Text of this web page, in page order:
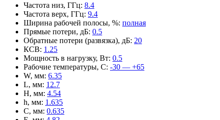
Частота низ, ГГц: 8.4
Частота верх, ГГц: 9.4
Ширина рабочей полосы, %: полная
Прямые потери, дБ: 0.5
Обратные потери (развязка), дБ: 20
КСВ: 1.25
Мощность в нагрузку, Вт: 0.5
Рабочие температуры, С: -30 — +65
W, мм: 6.35
L, мм: 12.7
H, мм: 4.54
h, мм: 1.635
C, мм: 0.635